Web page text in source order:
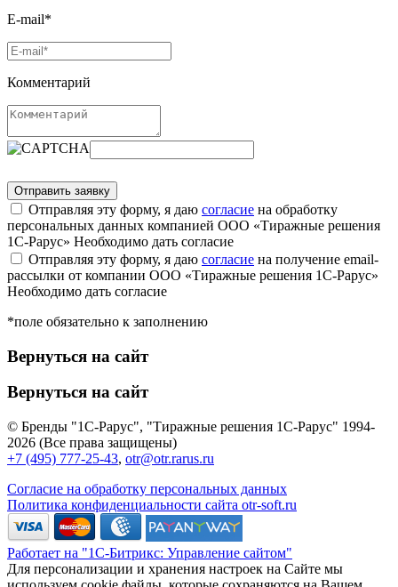
E-mail*
Комментарий
Отправляя эту форму, я даю согласие на обработку
персональных данных компанией ООО «Тиражные решения
1С-Рарус» Необходимо дать согласие
Отправляя эту форму, я даю согласие на получение email-
рассылки от компании ООО «Тиражные решения 1С-Рарус»
Необходимо дать согласие
*поле обязательно к заполнению
Вернуться на сайт
Вернуться на сайт
© Бренды "1С-Рарус", "Тиражные решения 1С-Рарус" 1994-
2026 (Все права защищены)
+7 (495) 777-25-43, otr@otr.rarus.ru
Согласие на обработку персональных данных
Политика конфиденциальности сайта otr-soft.ru
Работает на "1С-Битрикс: Управление сайтом"
Для персонализации и хранения настроек на Сайте мы